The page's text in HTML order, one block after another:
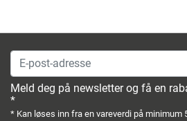
E-post-adresse
Meld deg på newsletter og få en
*
* Kan løses inn fra en vareverdi på minimum